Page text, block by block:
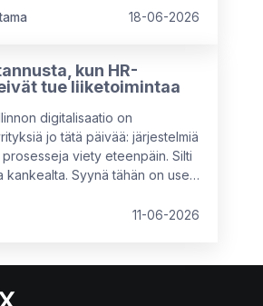
osaamista
18-06-2026
kun HR-
tue liiketoimintaa
digitalisaatio on
jo tätä päivää: järjestelmiä
viety eteenpäin. Silti
kankealta. Syynä tähän on usein
nykyistä kokoa, rakennetta tai
tai vääränlaisista, osittain
11-06-2026